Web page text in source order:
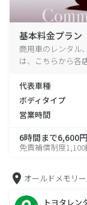
基本料金プラン
商用車のレンタル
は、こちらから各
代表車種
ボディタイプ
営業時間
6時間まで6,600円
免責補償制度1,100
オールドメモリ
トヨタレン